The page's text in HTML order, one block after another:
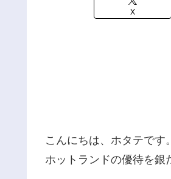
X
こんにちは、ホタテです。
ホットランドの優待を銀